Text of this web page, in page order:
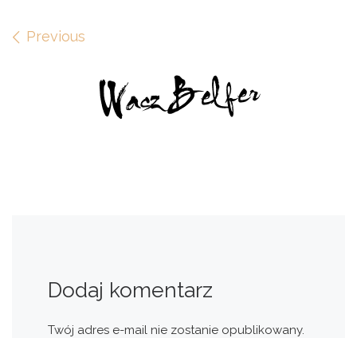
Images navigation
Previous
Dodaj komentarz
Twój adres e-mail nie zostanie opublikowany.